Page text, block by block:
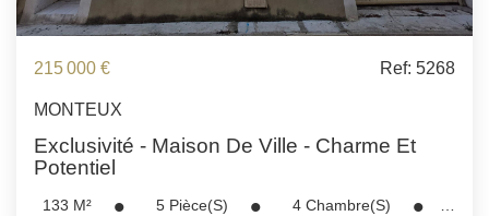
215 000 € Ref: 5268
MONTEUX
Exclusivité - Maison De Ville - Charme Et
Potentiel
133 M² 5 Pièce(s) 4 Chambre(s)